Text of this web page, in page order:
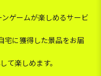
ゲームが楽しめるサービ
宅に獲得した景品をお届
て楽しめます。